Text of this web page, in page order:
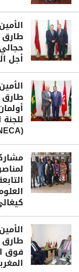
طارق
أجل
(UNECA)
كيغالي،
فوق